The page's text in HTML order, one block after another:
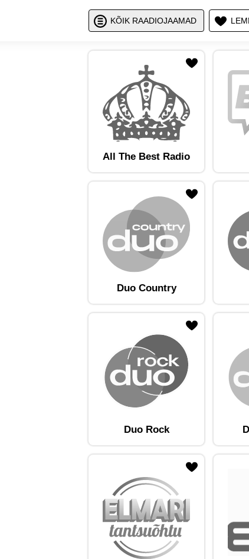
KÕIK RAADIOJAAMAD
Näita /
All The Best Radio
Lisa raadiojaam lemmikute hulkaLisa
Duo Country
Lisa raadiojaam lemmikute hulkaLisa
Duo Rock
Lisa raadiojaam lemmikute hulkaLisa
Lisa raadiojaam lemmikute hulkaLisa